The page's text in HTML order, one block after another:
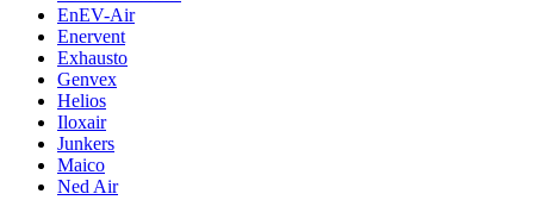
EnEV-Air
Enervent
Exhausto
Genvex
Helios
Iloxair
Junkers
Maico
Ned Air